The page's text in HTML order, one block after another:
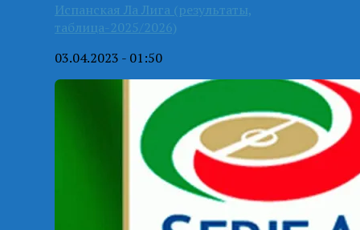
Испанская Ла Лига (результаты,
таблица-2025/2026)
03.04.2023 - 01:50